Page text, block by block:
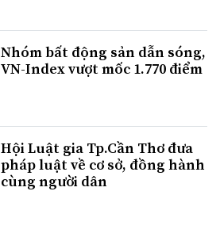
Nhóm bất động sản dẫn sóng,
VN-Index vượt mốc 1.770 điểm
Hội Luật gia Tp.Cần Thơ đưa
pháp luật về cơ sở, đồng hành
cùng người dân